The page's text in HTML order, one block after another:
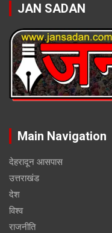
JAN SADAN
Main Navigation
देहरादून आसपास
उत्तराखंड
देश
विश्व
राजनीति